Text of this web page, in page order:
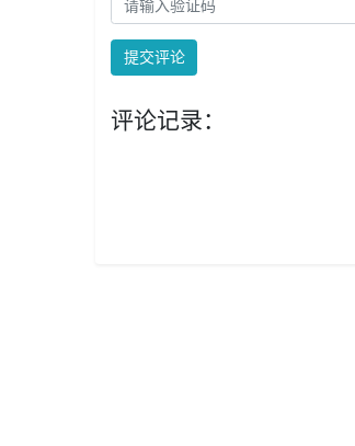
提交评论
评论记录：